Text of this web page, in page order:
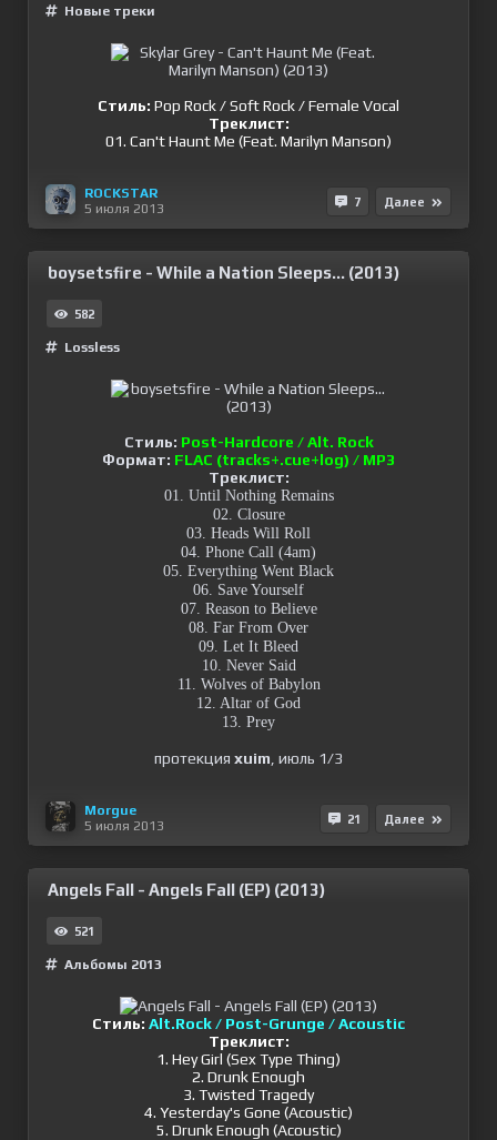
Новые треки
Стиль: Pop Rock / Soft Rock / Female Vocal
Треклист:
01. Can't Haunt Me (Feat. Marilyn Manson)
ROCKSTAR
5 июля 2013
7 Далее
boysetsfire - While a Nation Sleeps... (2013)
582
Lossless
Стиль: Post-Hardcore / Alt. Rock
Формат: FLAC (tracks+.cue+log) / MP3
Треклист:
01. Until Nothing Remains
02. Closure
03. Heads Will Roll
04. Phone Call (4am)
05. Everything Went Black
06. Save Yourself
07. Reason to Believe
08. Far From Over
09. Let It Bleed
10. Never Said
11. Wolves of Babylon
12. Altar of God
13. Prey
протекция xuim , июль 1/3
Morgue
5 июля 2013
21 Далее
Angels Fall - Angels Fall (EP) (2013)
521
Альбомы 2013
Стиль: Alt.Rock / Post-Grunge / Acoustic
Треклист:
1. Hey Girl (Sex Type Thing)
2. Drunk Enough
3. Twisted Tragedy
4. Yesterday's Gone (Acoustic)
5. Drunk Enough (Acoustic)